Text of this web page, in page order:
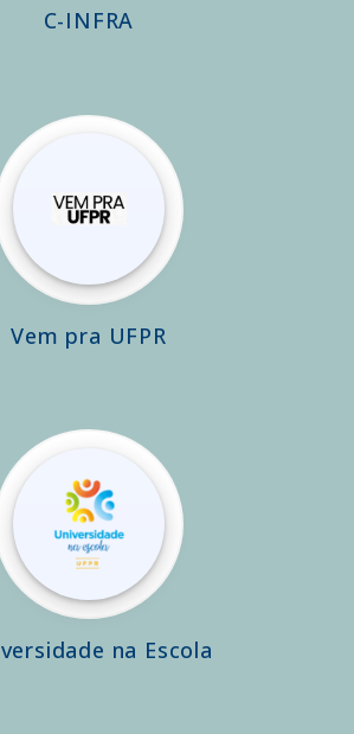
C-INFRA
Vem pra UFPR
na Escola